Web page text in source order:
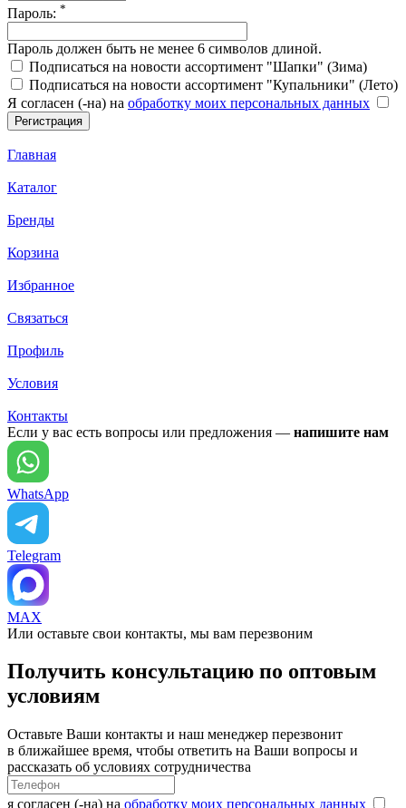
Пароль: *
Пароль должен быть не менее 6 символов длиной.
Подписаться на новости ассортимент "Шапки" (Зима)
Подписаться на новости ассортимент "Купальники" (Лето)
Я согласен (-на) на обработку моих персональных данных
Главная
Каталог
Бренды
Корзина
Избранное
Связаться
Профиль
Условия
Контакты
Если у вас есть вопросы или предложения — напишите нам
WhatsApp
Telegram
MAX
Или оставьте свои контакты, мы вам перезвоним
Получить консультацию по оптовым
условиям
Оставьте Ваши контакты и наш менеджер перезвонит
в ближайшее время, чтобы ответить на Ваши вопросы и
рассказать об условиях сотрудничества
я согласен (-на) на обработку моих персональных данных